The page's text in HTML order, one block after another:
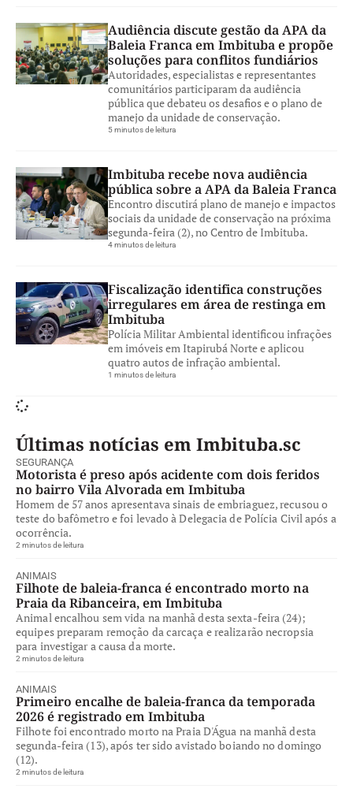
Audiência discute gestão da APA da
Baleia Franca em Imbituba e propõe
soluções para conflitos fundiários
Autoridades, especialistas e representantes
comunitários participaram da audiência
pública que debateu os desafios e o plano de
manejo da unidade de conservação.
5 minutos de leitura
Imbituba recebe nova audiência
pública sobre a APA da Baleia Franca
Encontro discutirá plano de manejo e impactos
sociais da unidade de conservação na próxima
segunda-feira (2), no Centro de Imbituba.
4 minutos de leitura
Fiscalização identifica construções
irregulares em área de restinga em
Imbituba
Polícia Militar Ambiental identificou infrações
em imóveis em Itapirubá Norte e aplicou
quatro autos de infração ambiental.
1 minutos de leitura
Últimas notícias em Imbituba.sc
SEGURANÇA
Motorista é preso após acidente com dois feridos
no bairro Vila Alvorada em Imbituba
Homem de 57 anos apresentava sinais de embriaguez, recusou o
teste do bafômetro e foi levado à Delegacia de Polícia Civil após a
ocorrência.
2 minutos de leitura
ANIMAIS
Filhote de baleia-franca é encontrado morto na
Praia da Ribanceira, em Imbituba
Animal encalhou sem vida na manhã desta sexta-feira (24);
equipes preparam remoção da carcaça e realizarão necropsia
para investigar a causa da morte.
2 minutos de leitura
ANIMAIS
Primeiro encalhe de baleia-franca da temporada
2026 é registrado em Imbituba
Filhote foi encontrado morto na Praia D'Água na manhã desta
segunda-feira (13), após ter sido avistado boiando no domingo
(12).
2 minutos de leitura